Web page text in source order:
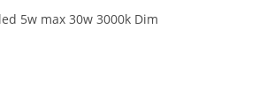
5w max 30w 3000k Dim